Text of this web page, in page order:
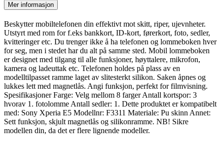
Mer informasjon
Beskytter mobiltelefonen din effektivt mot skitt, riper, ujevnheter.
Utstyrt med rom for f.eks bankkort, ID-kort, førerkort, foto, sedler,
kvitteringer etc. Du trenger ikke å ha telefonen og lommeboken hver
for seg, men i stedet har du alt på samme sted. Mobil lommeboken
er designet med tilgang til alle funksjoner, høyttalere, mikrofon,
kamera og ladeuttak etc. Telefonen holdes på plass av en
modelltilpasset ramme laget av slitesterkt silikon. Saken åpnes og
lukkes lett med magnetlås. Angi funksjon, perfekt for filmvisning.
Spesifikasjoner Farge: Velg mellom 8 farger Antall kortspor: 3
hvorav 1. fotolomme Antall sedler: 1. Dette produktet er kompatibelt
med: Sony Xperia E5 Modellnr: F3311 Materiale: Pu skinn Annet:
Sett funksjon, skjult magnetlås og silikonramme. NB! Sikre
modellen din, da det er flere lignende modeller.